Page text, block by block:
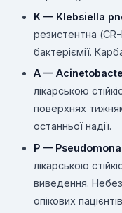
K — Klebsiella
резистентна
бактеріємії.
A —
лікарською
поверхнях
останньої надії.
P —
лікарською
виведення.
опікових